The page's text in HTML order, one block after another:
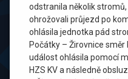
odstranila několik
ohrožovali průjezd po
ohlásila jednotka pád
Počátky – Žirovnice
událost ohlásila pomocí
HZS KV a následně